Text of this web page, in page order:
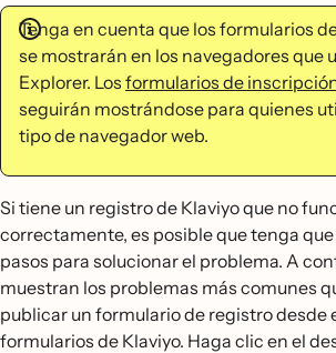
Tenga en cuenta que los formularios
se mostrarán en los navegadores que
Explorer. Los formularios de
seguirán mostrándose para quienes
tipo de navegador web.
Si tiene un registro de Klaviyo que no
correctamente, es posible que tenga
pasos para solucionar el problema. A
muestran los problemas más comunes
publicar un formulario de registro desde
formularios de Klaviyo. Haga clic en el